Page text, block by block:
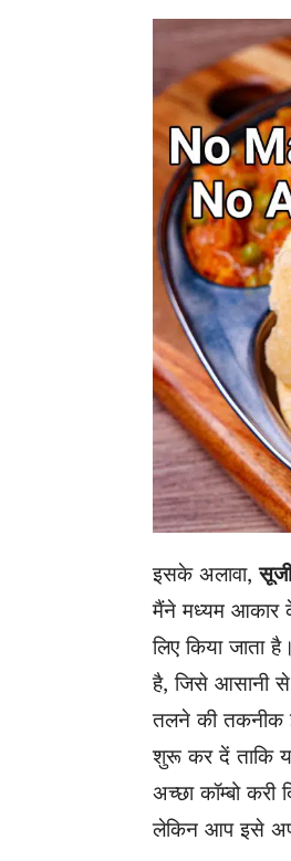
इसके अलावा,
मैंने मध्यम आकार के
लिए किया जाता
है, जिसे आसानी से
तलने की तकनीक
शुरू कर दें ताकि
अच्छा कॉम्बो
लेकिन आप इसे